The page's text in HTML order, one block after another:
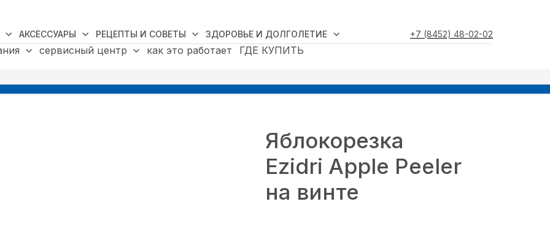
АКСЕССУАРЫ РЕЦЕПТЫ И СОВЕТЫ ЗДОРОВЬЕ И ДОЛГОЛЕТИЕ +7 (8452) 48-02-02
сервисный центр как это работает ГДЕ КУПИТЬ
Яблокорезка
Ezidri Apple Peeler
на винте